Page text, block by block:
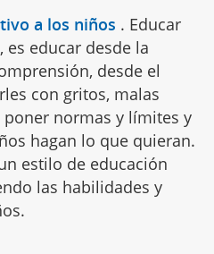
a los niños . Educar
educar desde la
desde el
con gritos, malas
normas y límites y
hagan lo que quieran.
estilo de educación
las habilidades y